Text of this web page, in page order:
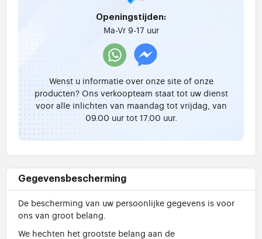
Openingstijden:
Ma-Vr 9-17 uur
Wenst u informatie over onze site of onze
producten? Ons verkoopteam staat tot uw dienst
voor alle inlichten van maandag tot vrijdag, van
09.00 uur tot 17.00 uur.
Gegevensbescherming
De bescherming van uw persoonlijke gegevens is voor
ons van groot belang.
We hechten het grootste belang aan de